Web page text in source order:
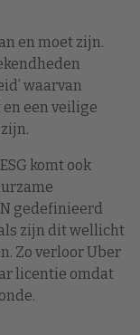
en moet zijn.
waarvan
een veilige
komt ook
gedefinieerd
zijn dit wellicht
Zo verloor Uber
licentie omdat